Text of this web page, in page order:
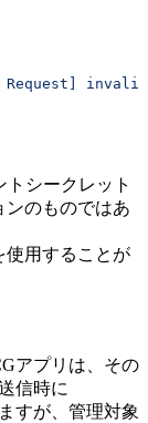
Request]
シークレット
ンのものではあ
使用することが
アプリは、その
信時に
すが、管理対象